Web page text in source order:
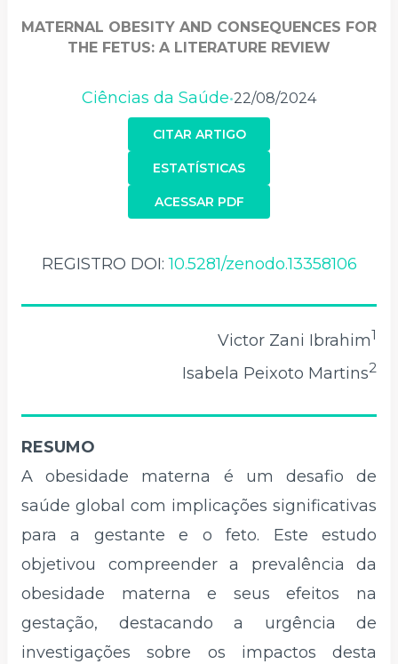
MATERNAL OBESITY AND CONSEQUENCES FOR
THE FETUS: A LITERATURE REVIEW
Ciências da Saúde•22/08/2024
CITAR ARTIGO
ACESSAR PDF
ESTATÍSTICAS
REGISTRO DOI:10.5281/zenodo.13358106
Victor Zani Ibrahim1
Isabela Peixoto Martins2
RESUMO
A obesidade materna é um desafio de
saúde global com implicações significativas
para a gestante e o feto. Este estudo
objetivou compreender a prevalência da
obesidade materna e seus efeitos na
gestação, destacando a urgência de
investigações sobre os impactos desta